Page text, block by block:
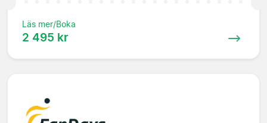
Läs mer/Boka
2 495 kr